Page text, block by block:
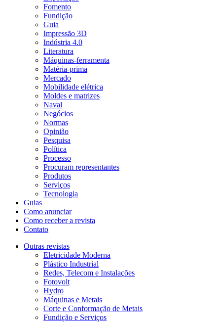
Fomento
Fundição
Guia
Impressão 3D
Indústria 4.0
Literatura
Máquinas-ferramenta
Matéria-prima
Mercado
Mobilidade elétrica
Moldes e matrizes
Naval
Negócios
Normas
Opinião
Pesquisa
Política
Processo
Procuram representantes
Produtos
Serviços
Tecnologia
Guias
Como anunciar
Como receber a revista
Contato
Outras revistas
Eletricidade Moderna
Plástico Industrial
Redes, Telecom e Instalações
Fotovolt
Hydro
Máquinas e Metais
Corte e Conformação de Metais
Fundição e Serviços